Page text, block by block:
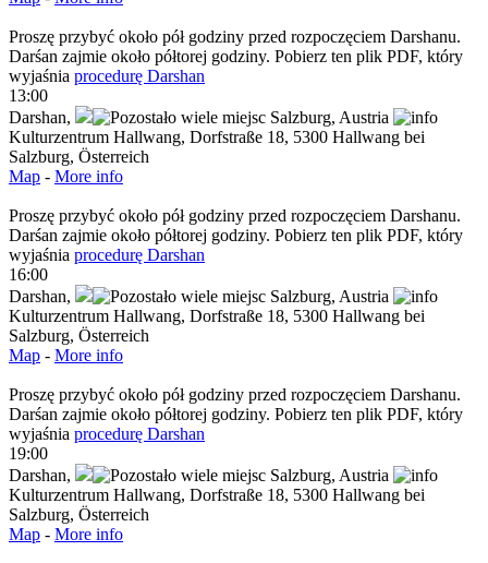
Proszę przybyć około pół godziny przed rozpoczęciem Darshanu.
Darśan zajmie około półtorej godziny. Pobierz ten plik PDF, który
wyjaśnia procedurę Darshan
13:00
Darshan, Salzburg, Austria
Kulturzentrum Hallwang, Dorfstraße 18, 5300 Hallwang bei
Salzburg, Österreich
Map - More info
Proszę przybyć około pół godziny przed rozpoczęciem Darshanu.
Darśan zajmie około półtorej godziny. Pobierz ten plik PDF, który
wyjaśnia procedurę Darshan
16:00
Darshan, Salzburg, Austria
Kulturzentrum Hallwang, Dorfstraße 18, 5300 Hallwang bei
Salzburg, Österreich
Map - More info
Proszę przybyć około pół godziny przed rozpoczęciem Darshanu.
Darśan zajmie około półtorej godziny. Pobierz ten plik PDF, który
wyjaśnia procedurę Darshan
19:00
Darshan, Salzburg, Austria
Kulturzentrum Hallwang, Dorfstraße 18, 5300 Hallwang bei
Salzburg, Österreich
Map - More info